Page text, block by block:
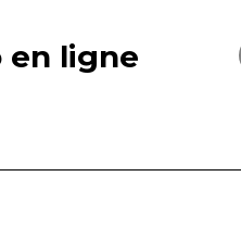
en ligne